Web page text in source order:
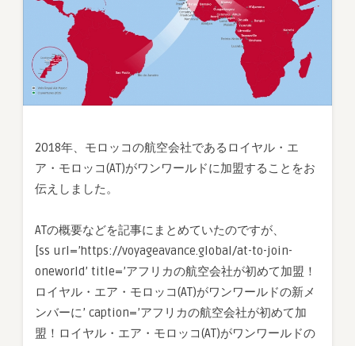
は
2020/4/1
か
2018年、モロッコの航空会社であるロイヤル・エ
ア・モロッコ(AT)がワンワールドに加盟することをお
伝えしました。
ATの概要などを記事にまとめていたのですが、
[ss url=’https://voyageavance.global/at-to-join-
oneworld’ title=’アフリカの航空会社が初めて加盟！
ロイヤル・エア・モロッコ(AT)がワンワールドの新メ
ンバーに’ caption=’アフリカの航空会社が初めて加
盟！ロイヤル・エア・モロッコ(AT)がワンワールドの